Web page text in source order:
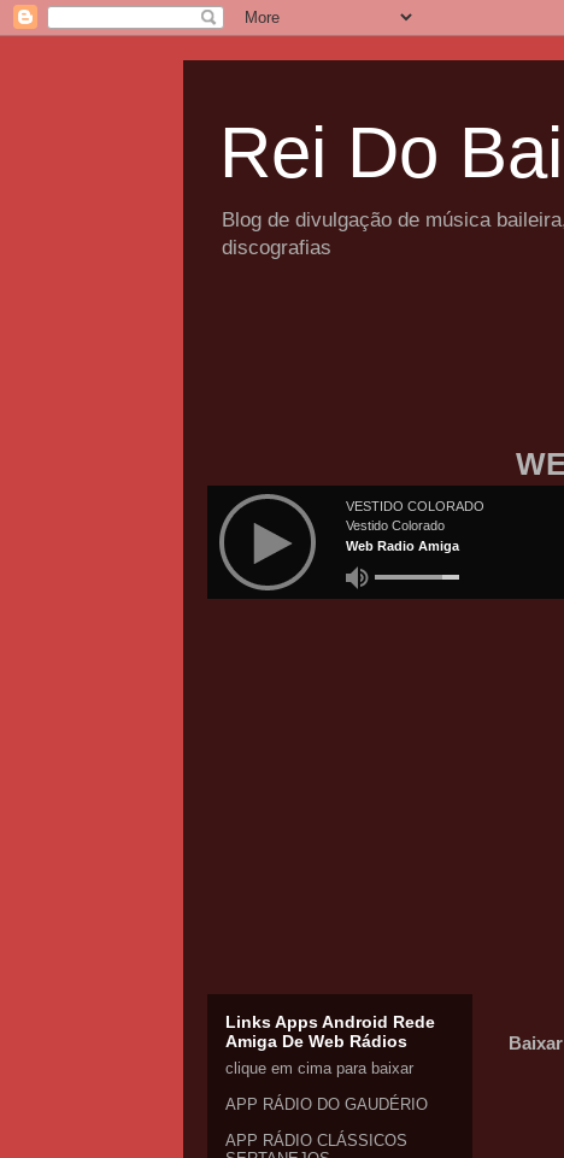
Rei Do
Blog de divulgação de música
discografias
Links Apps Android Rede
Amiga De Web Rádios
clique em cima para baixar
APP RÁDIO DO GAUDÉRIO
APP RÁDIO CLÁSSICOS